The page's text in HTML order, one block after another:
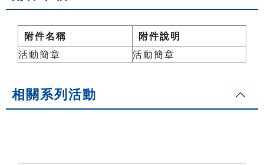
附件名稱
附件說明
活動簡章
活動簡章
相關系列活動